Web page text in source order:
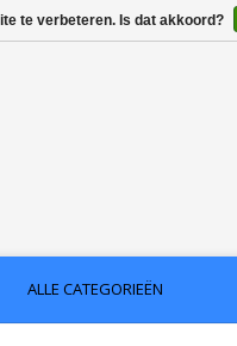
ALLE CATEGORIEËN
te verbeteren. Is dat akkoord?